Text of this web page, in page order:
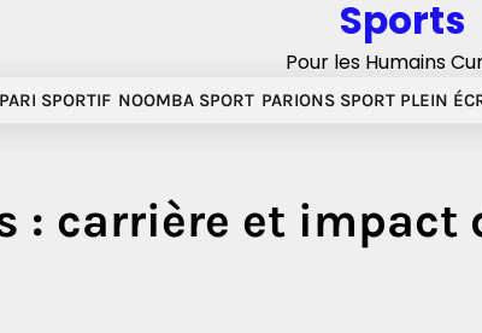
Sports
Pour les Humains
PARI SPORTIF NOOMBA SPORT PARIONS SPORT PLEIN
: carrière et impact